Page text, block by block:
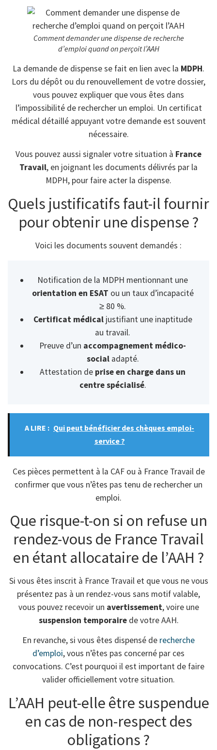
Comment demander une dispense de recherche
d’emploi quand on perçoit l’AAH
La demande de dispense se fait en lien avec la MDPH.
Lors du dépôt ou du renouvellement de votre dossier,
vous pouvez expliquer que vous êtes dans
l’impossibilité de rechercher un emploi. Un certificat
médical détaillé appuyant votre demande est souvent
nécessaire.
Vous pouvez aussi signaler votre situation à France
Travail, en joignant les documents délivrés par la
MDPH, pour faire acter la dispense.
Quels justificatifs faut-il fournir
pour obtenir une dispense ?
Voici les documents souvent demandés :
Notification de la MDPH mentionnant une
orientation en ESAT ou un taux d’incapacité
≥ 80 %.
Certificat médicaljustifiant une inaptitude
au travail.
Preuve d’un accompagnement médico-
socialadapté.
Attestation de prise en charge dans un
centre spécialisé.
A LIRE : Qui peut bénéficier des chèques emploi-
service ?
Ces pièces permettent à la CAF ou à France Travail de
confirmer que vous n’êtes pas tenu de rechercher un
emploi.
Que risque-t-on si on refuse un
rendez-vous de France Travail
en étant allocataire de l’AAH ?
Si vous êtes inscrit à France Travail et que vous ne vous
présentez pas à un rendez-vous sans motif valable,
vous pouvez recevoir un avertissement, voire une
suspension temporairede votre AAH.
En revanche, si vous êtes dispensé de recherche
d’emploi, vous n’êtes pas concerné par ces
convocations. C’est pourquoi il est important de faire
valider officiellement votre situation.
L’AAH peut-elle être suspendue
en cas de non-respect des
obligations ?